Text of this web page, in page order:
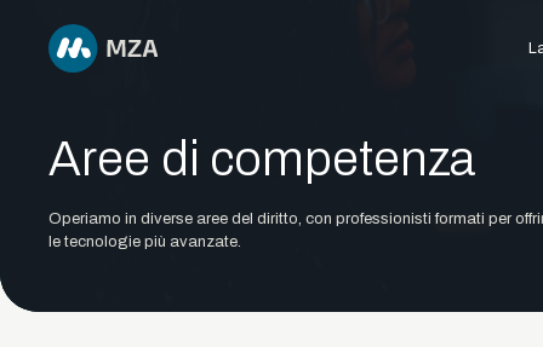
Aree di competenza
Operiamo in diverse aree del diritto, con professionisti formati per
le tecnologie più avanzate.